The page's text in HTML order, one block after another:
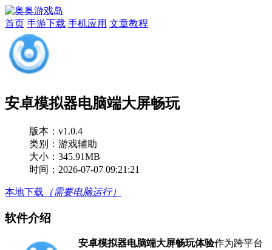
首页 手游下载 手机应用 文章教程
安卓模拟器电脑端大屏畅玩
版本： v1.0.4
类别：游戏辅助
大小：345.91MB
时间：2026-07-07 09:21:21
本地下载 （需要电脑运行）
软件介绍
安卓模拟器电脑端大屏畅玩体验作为跨平台